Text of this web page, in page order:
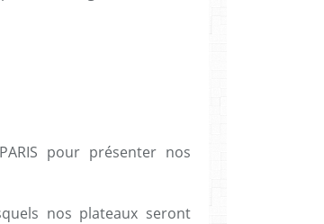
pour présenter nos
nos plateaux seront